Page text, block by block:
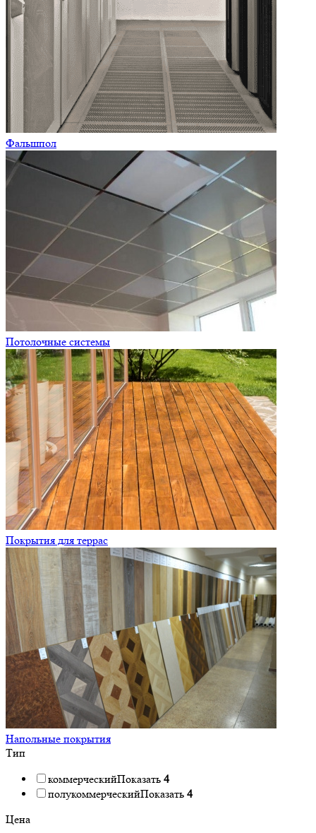
Фальшпол
Потолочные системы
Покрытия для террас
Напольные покрытия
Тип
коммерческийПоказать 4
полукоммерческийПоказать 4
Цена